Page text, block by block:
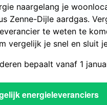
naargelang je
Zenne-Dijle aardgas.
te weten te
vergelijk je snel en sluit
bepaalt vanaf 1
energieleveranciers